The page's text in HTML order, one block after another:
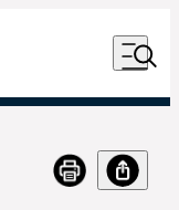
Åben
Udfør søgning